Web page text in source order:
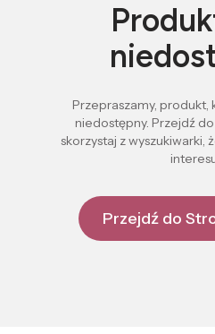
Przepraszamy, produkt,
niedostępny. Przejdź
skorzystaj z wyszukiwarki,
Przejdź do